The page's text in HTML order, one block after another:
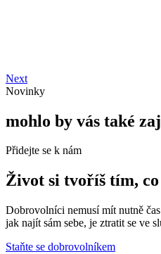
Next
Novinky
mohlo by vás také
Přidejte se k nám
Život si tvoříš tím, co
Dobrovolníci nemusí mít nutně
jak najít sám sebe, je ztratit se ve
Staňte se dobrovolníkem